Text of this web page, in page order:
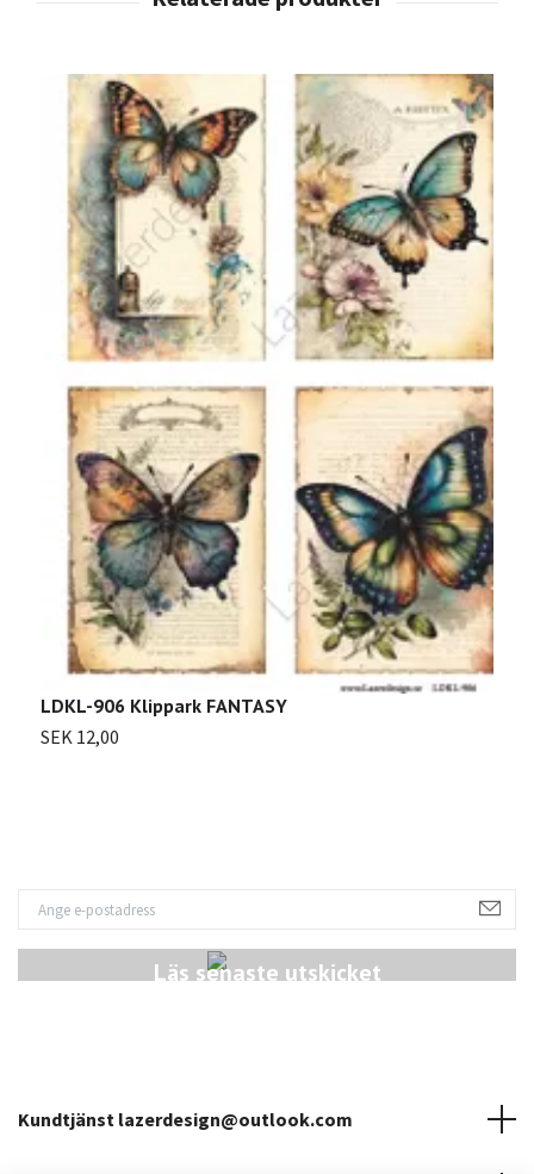
Läs senaste utskicket
LDKL-906 Klippark FANTASY
SEK 12,00
Kundtjänst lazerdesign@outlook.com